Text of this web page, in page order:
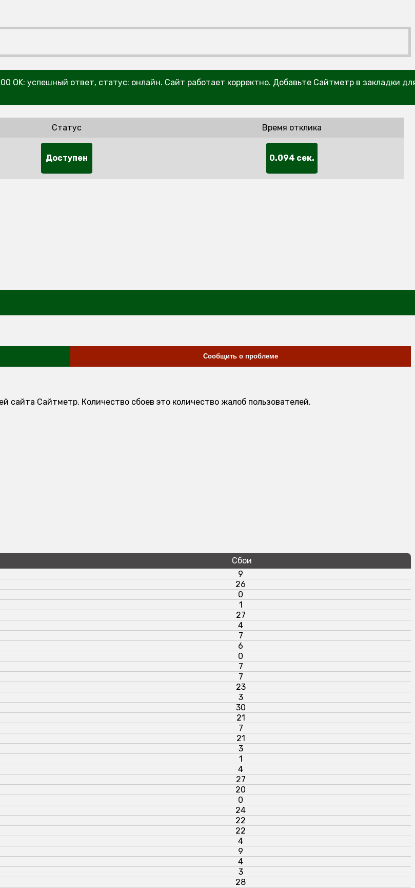
OK: успешный ответ, статус: онлайн. Сайт работает корректно. Добавьте Сайтметр в закладки
Статус
Доступен
Время отклика
0.094 сек.
Сообщить о проблеме
сайта Сайтметр. Количество сбоев это количество жалоб пользователей.
Сбои
9
26
0
1
27
4
7
6
0
7
7
23
3
30
21
7
21
3
1
4
27
20
0
24
22
22
4
9
4
3
28